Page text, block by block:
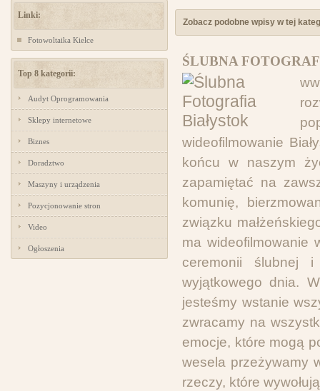
Linki:
Fotowoltaika Kielce
Top 8 kategorii:
Audyt Oprogramowania
Sklepy internetowe
Biznes
Doradztwo
Maszyny i urządzenia
Pozycjonowanie stron
Video
Ogłoszenia
Zobacz podobne wpisy w tej
ŚLUBNA
wideofilmowanie
końcu w naszym
zapamiętać na
komunię,
związku
ma wideofilmowanie
ceremonii ślubnej
wyjątkowego dnia.
jesteśmy wstanie
zwracamy na
emocje, które mogą
wesela przeżywamy
rzeczy, które